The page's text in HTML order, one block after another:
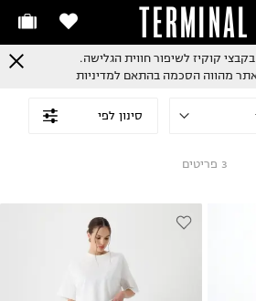
קוקיז לשיפור חווית הגלישה.
מהווה הסכמה בהתאם למדיניות
סינון לפי
3 פריטים